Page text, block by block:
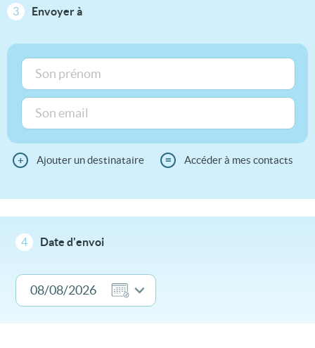
3 Envoyer à
+ Ajouter un destinataire ≡ Accéder à mes contacts
4 Date d'envoi